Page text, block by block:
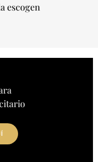
escogen